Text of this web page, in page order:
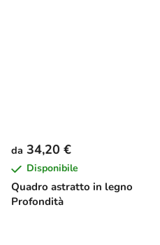
Quadro astratto in legno
Profondità
da 34,20 €
Disponibile